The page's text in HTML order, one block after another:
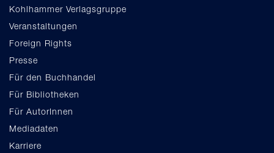
Kohlhammer Verlagsgruppe
Veranstaltungen
Foreign Rights
Presse
Für den Buchhandel
Für Bibliotheken
Für AutorInnen
Mediadaten
Karriere